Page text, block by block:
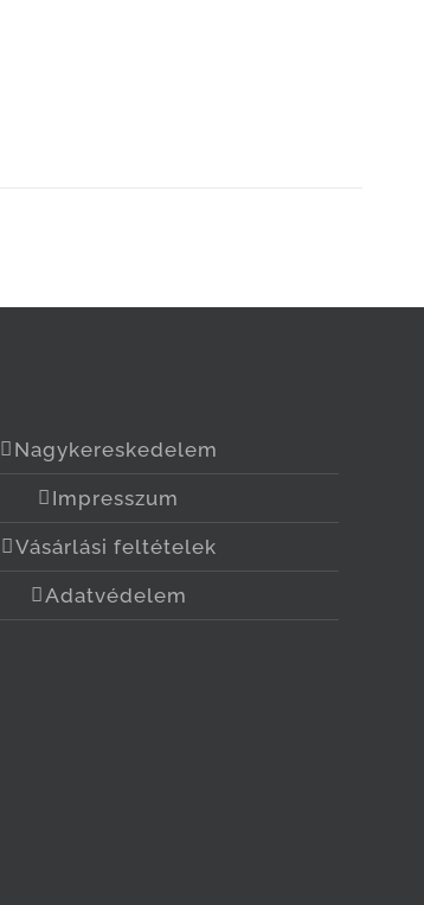
Nagykereskedelem
Impresszum
Vásárlási feltételek
Adatvédelem